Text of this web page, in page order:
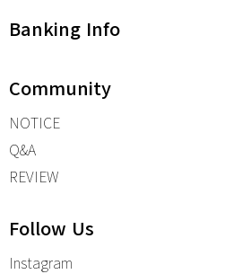
Banking Info
Community
NOTICE
Q&A
REVIEW
Follow Us
Instagram